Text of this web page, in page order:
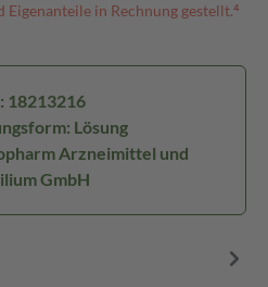
Eigenanteile in Rechnung gestellt.⁴
18213216
Lösung
Arzneimittel und
GmbH